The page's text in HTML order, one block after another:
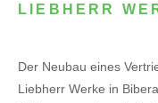
LIEBHERR
Der Neubau eines
Liebherr Werke in